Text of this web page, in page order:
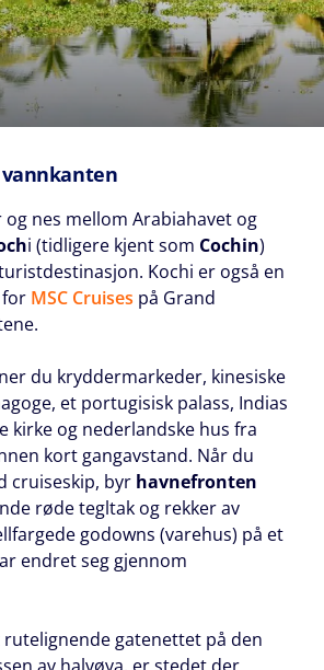
nes mellom Arabiahavet og
i (tidligere kjent som Cochin)
Kochi er også en
MSC Cruises på Grand
du kryddermarkeder, kinesiske
et portugisisk palass, Indias
kirke og nederlandske hus fra
kort gangavstand. Når du
cruiseskip, byr havnefronten
røde tegltak og rekker av
godowns (varehus) på et
endret seg gjennom
rutelignende gatenettet på den